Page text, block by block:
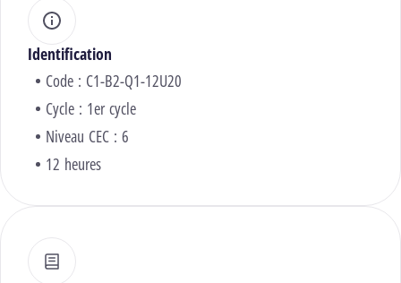
Identification
Code : C1-B2-Q1-12U20
Cycle : 1er cycle
Niveau CEC : 6
12 heures